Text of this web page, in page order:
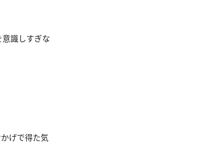
識しすぎな
げで得た気